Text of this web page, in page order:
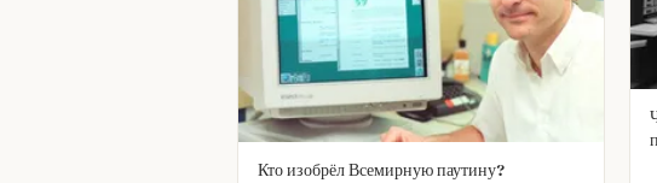
Кто изобрёл Всемирную паутину?